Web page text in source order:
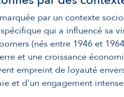
par un contexte
qui a influencé sa
(nés entre 1946 et
et une croissance
empreint de loyauté
et d'un engagement